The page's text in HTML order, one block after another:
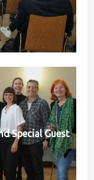
Special Guest